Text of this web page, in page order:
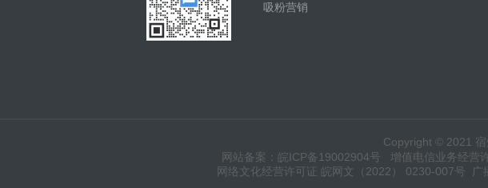
吸粉营销
Copyright © 2021
网站备案：皖ICP备19002904号 增值电信业务经营
网络文化经营许可证 皖网文（2022） 0230-007号 广